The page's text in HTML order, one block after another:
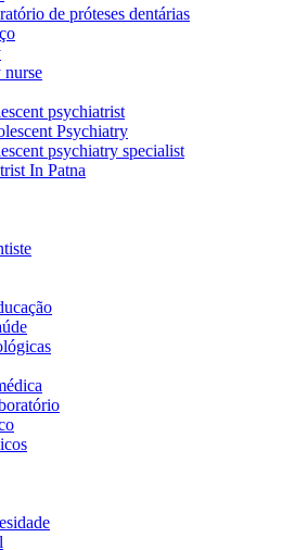
de próteses dentárias
nurse
psychiatrist
Psychiatry
psychiatry specialist
In Patna